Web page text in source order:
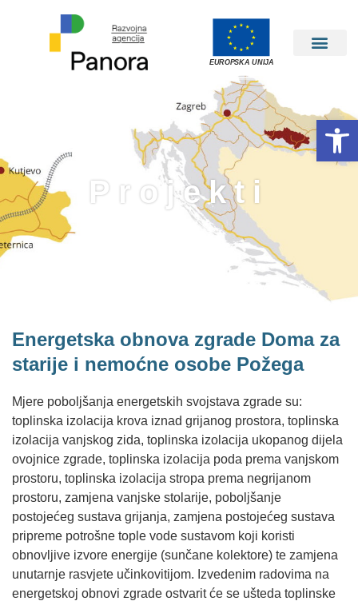
EUROPSKA UNIJA
Projekti
Energetska obnova zgrade Doma za
starije i nemoćne osobe Požega
Mjere poboljšanja energetskih svojstava zgrade su:
toplinska izolacija krova iznad grijanog prostora, toplinska
izolacija vanjskog zida, toplinska izolacija ukopanog dijela
ovojnice zgrade, toplinska izolacija poda prema vanjskom
prostoru, toplinska izolacija stropa prema negrijanom
prostoru, zamjena vanjske stolarije, poboljšanje
postojećeg sustava grijanja, zamjena postojećeg sustava
pripreme potrošne tople vode sustavom koji koristi
obnovljive izvore energije (sunčane kolektore) te zamjena
unutarnje rasvjete učinkovitijom. Izvedenim radovima na
energetskoj obnovi zgrade ostvarit će se ušteda toplinske